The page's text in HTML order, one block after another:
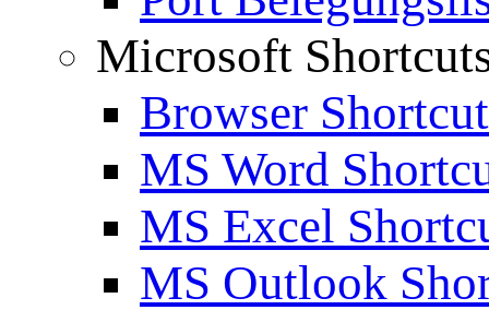
Microsoft
Browser
MS Word
MS Excel
MS Outlook